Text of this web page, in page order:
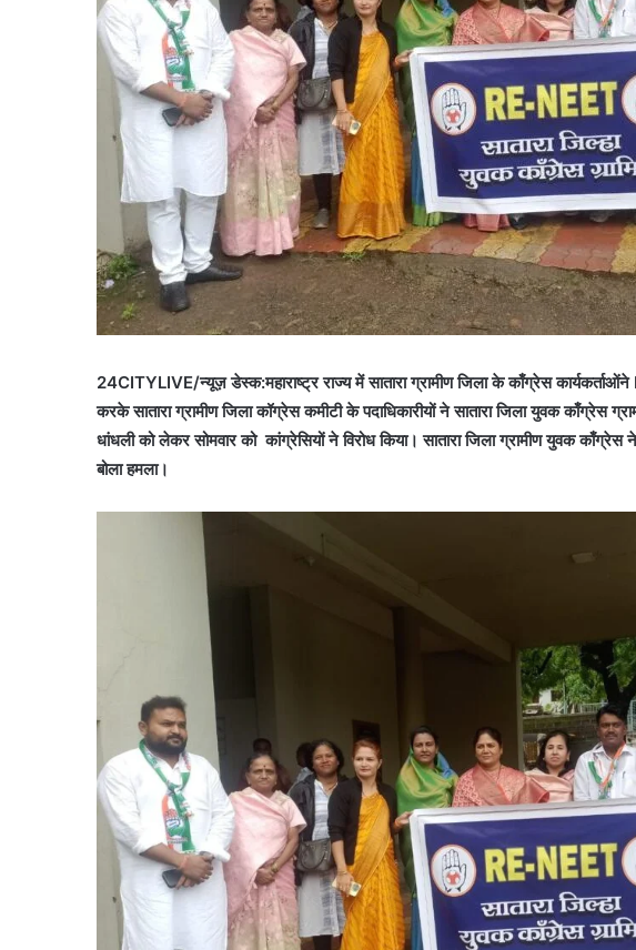
24CITYLIVE/न्यूज़ डेस्क:महाराष्ट्र राज्य में सातारा ग्रामीण जिला के काँग्रेस कार्यकर्ताओंने
करके सातारा ग्रामीण जिला कॉग्रेस कमीटी के पदाधिकारीयों ने सातारा जिला युवक काँग्रेस
धांधली को लेकर सोमवार को कांग्रेसियों ने विरोध किया। सातारा जिला ग्रामीण युवक
बोला हमला।